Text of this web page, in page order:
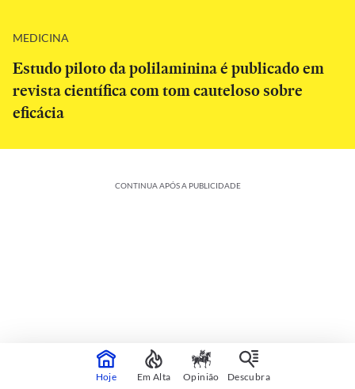
MEDICINA
Estudo piloto da polilaminina é publicado em
revista científica com tom cauteloso sobre
eficácia
CONTINUA APÓS A PUBLICIDADE
Colunistas
Hoje Em Alta Opinião Descubra